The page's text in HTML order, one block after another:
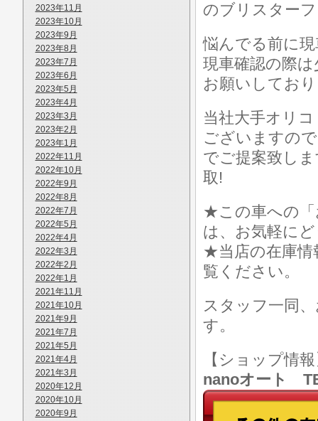
2023年11月
2023年10月
2023年9月
2023年8月
2023年7月
2023年6月
2023年5月
2023年4月
2023年3月
2023年2月
2023年1月
2022年11月
2022年10月
2022年9月
2022年8月
2022年7月
2022年5月
2022年4月
2022年3月
2022年2月
2022年1月
2021年11月
2021年10月
2021年9月
2021年7月
2021年5月
2021年4月
2021年3月
2020年12月
2020年10月
2020年9月
のブリスター
悩んでる前に
現車確認の際
お願いしてお
当社大手オリ
ございますの
でご提案致し
取!
★この車への「
は、お気軽に
★当店の在庫情
覧ください。
スタッフ一同
す。
【ショップ情
nanoオート